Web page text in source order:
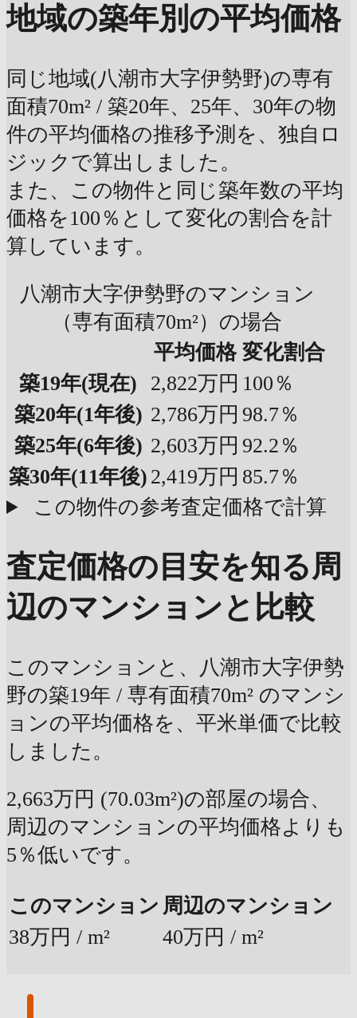
地域の築年別の平均価格
同じ地域(八潮市大字伊勢野)の専有
面積70m² / 築20年、25年、30年の物
件の平均価格の推移予測を、独自ロ
ジックで算出しました。
また、この物件と同じ築年数の平均
価格を100％として変化の割合を計
算しています。
八潮市大字伊勢野のマンション
（専有面積70m²）の場合
平均価格 変化割合
築19年(現在) 2,822万円 100％
築20年(1年後) 2,786万円 98.7％
築25年(6年後) 2,603万円 92.2％
築30年(11年後) 2,419万円 85.7％
この物件の参考査定価格で計算
査定価格の目安を知る周
辺のマンションと比較
このマンションと、八潮市大字伊勢
野の築19年 / 専有面積70m² のマンシ
ョンの平均価格を、平米単価で比較
しました。
2,663万円 (70.03m²)の部屋の場合、
周辺のマンションの平均価格よりも
5％低いです。
このマンション 周辺のマンション
38万円 / m²
40万円 / m²